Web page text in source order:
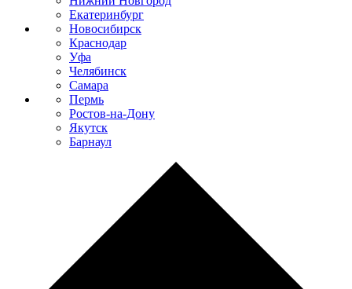
Екатеринбург
Новосибирск
Краснодар
Уфа
Челябинск
Самара
Пермь
Ростов-на-Дону
Якутск
Барнаул